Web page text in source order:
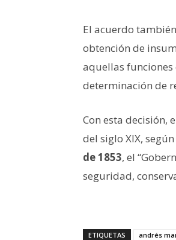
El acuerdo
obtención de
aquellas funciones
determinación de
Con esta decisión,
del siglo XIX, según
de 1853, el
seguridad,
ETIQUETAS andrés